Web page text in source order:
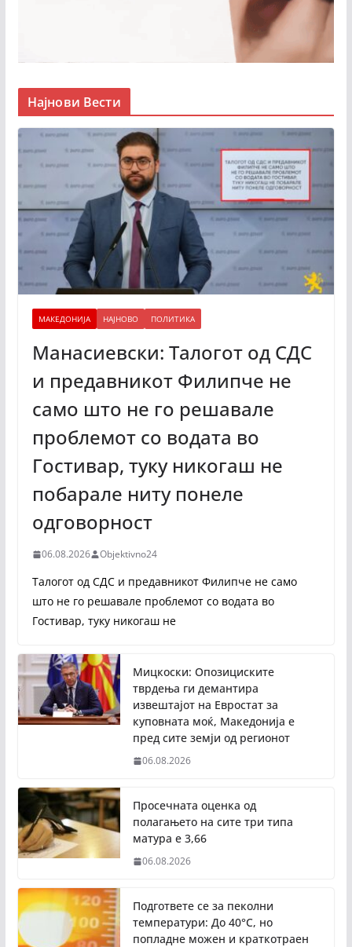
Најнови Вести
МАКЕДОНИЈА НАЈНОВО ПОЛИТИКА
Манасиевски: Талогот од СДС
и предавникот Филипче не
само што не го решавале
проблемот со водата во
Гостивар, туку никогаш не
побарале ниту понеле
одговорност
06.08.2026 Objektivno24
Талогот од СДС и предавникот Филипче не само
што не го решавале проблемот со водата во
Гостивар, туку никогаш не
Мицкоски: Опозициските
тврдења ги демантира
извештајот на Евростат за
куповната моќ, Македонија е
пред сите земји од регионот
06.08.2026
Просечната оценка од
полагањето на сите три типа
матура е 3,66
06.08.2026
Подгответе се за пеколни
температури: До 40°C, но
попладне можен и краткотраен